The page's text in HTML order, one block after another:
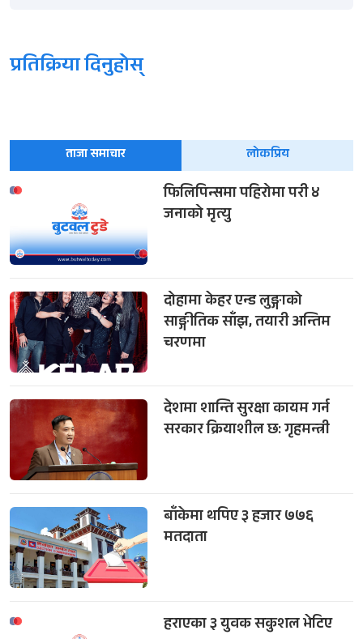
प्रतिक्रिया दिनुहोस्
ताजा समाचार लोकप्रिय
फिलिपिन्समा पहिरोमा परी ४
जनाको मृत्यु
दोहामा केहर एन्ड लुङ्गाको
साङ्गीतिक साँझ, तयारी अन्तिम
चरणमा
देशमा शान्ति सुरक्षा कायम गर्न
सरकार क्रियाशील छ: गृहमन्त्री
बाँकेमा थपिए ३ हजार ७७६
मतदाता
हराएका ३ युवक सकुशल भेटिए